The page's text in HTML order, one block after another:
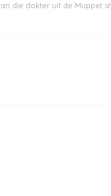
die dokter uit de Muppet